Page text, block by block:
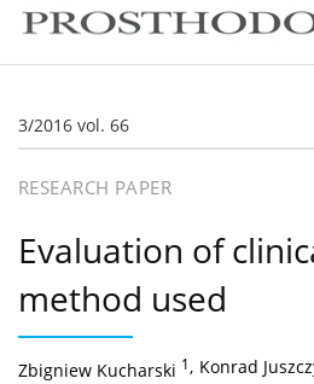
3/2016 vol. 66
RESEARCH PAPER
Evaluation of
method used
Zbigniew Kucharski 1, Konrad